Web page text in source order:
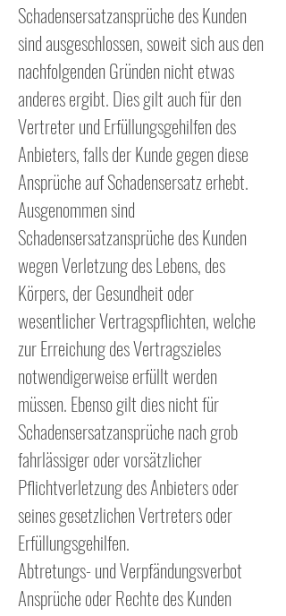
Schadensersatzansprüche des Kunden
sind ausgeschlossen, soweit sich aus den
nachfolgenden Gründen nicht etwas
anderes ergibt. Dies gilt auch für den
Vertreter und Erfüllungsgehilfen des
Anbieters, falls der Kunde gegen diese
Ansprüche auf Schadensersatz erhebt.
Ausgenommen sind
Schadensersatzansprüche des Kunden
wegen Verletzung des Lebens, des
Körpers, der Gesundheit oder
wesentlicher Vertragspflichten, welche
zur Erreichung des Vertragszieles
notwendigerweise erfüllt werden
müssen. Ebenso gilt dies nicht für
Schadensersatzansprüche nach grob
fahrlässiger oder vorsätzlicher
Pflichtverletzung des Anbieters oder
seines gesetzlichen Vertreters oder
Erfüllungsgehilfen.
Abtretungs- und Verpfändungsverbot
Ansprüche oder Rechte des Kunden